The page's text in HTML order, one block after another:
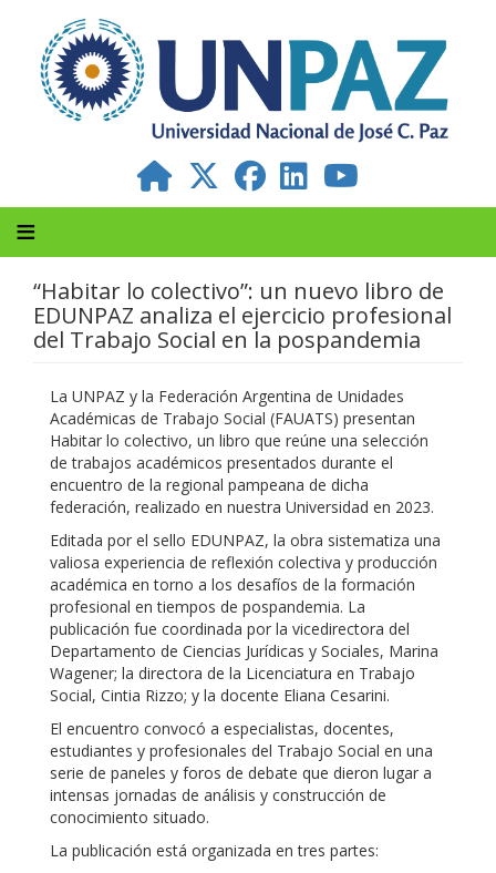
contenido
principal
“Habitar lo colectivo”: un nuevo libro de
EDUNPAZ analiza el ejercicio profesional
del Trabajo Social en la pospandemia
La UNPAZ y la Federación Argentina de Unidades
Académicas de Trabajo Social (FAUATS) presentan
Habitar lo colectivo, un libro que reúne una selección
de trabajos académicos presentados durante el
encuentro de la regional pampeana de dicha
federación, realizado en nuestra Universidad en 2023.
Editada por el sello EDUNPAZ, la obra sistematiza una
valiosa experiencia de reflexión colectiva y producción
académica en torno a los desafíos de la formación
profesional en tiempos de pospandemia. La
publicación fue coordinada por la vicedirectora del
Departamento de Ciencias Jurídicas y Sociales, Marina
Wagener; la directora de la Licenciatura en Trabajo
Social, Cintia Rizzo; y la docente Eliana Cesarini.
El encuentro convocó a especialistas, docentes,
estudiantes y profesionales del Trabajo Social en una
serie de paneles y foros de debate que dieron lugar a
intensas jornadas de análisis y construcción de
conocimiento situado.
La publicación está organizada en tres partes: